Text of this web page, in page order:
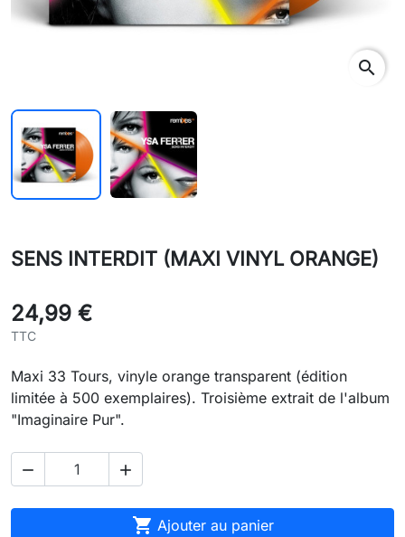
search
SENS INTERDIT (MAXI VINYL ORANGE)
24,99 €
TTC
Maxi 33 Tours, vinyle orange transparent (édition
limitée à 500 exemplaires). Troisième extrait de l'album
"Imaginaire Pur".
 
 Ajouter au panier